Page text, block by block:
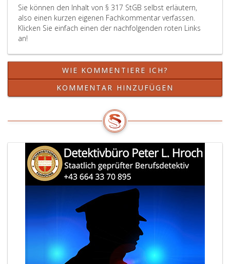
Sie können den Inhalt von § 317 StGB selbst erläutern,
also einen kurzen eigenen Fachkommentar verfassen.
Klicken Sie einfach einen der nachfolgenden roten Links
an!
WIE KOMMENTIERE ICH?
KOMMENTAR HINZUFÜGEN